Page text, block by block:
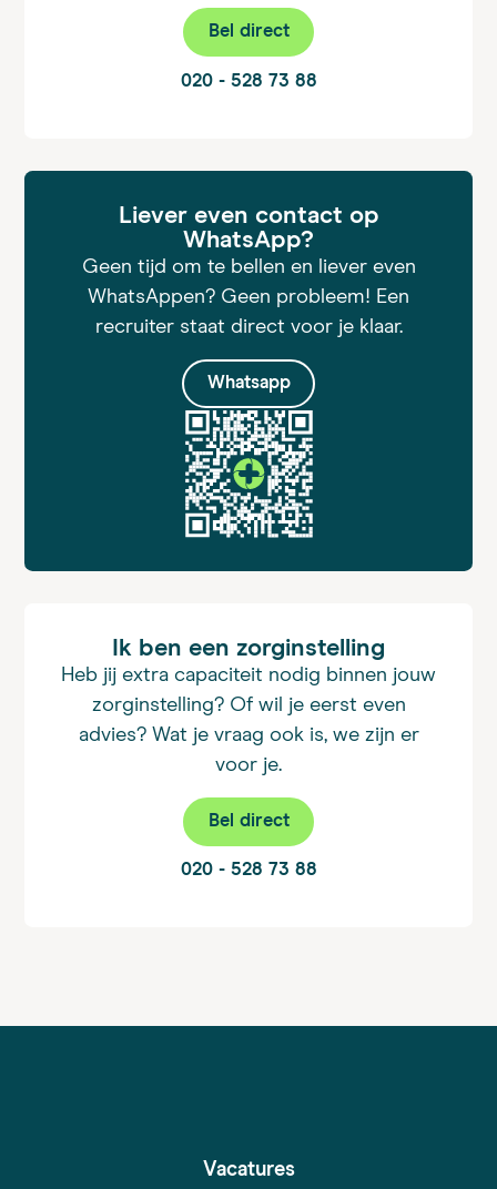
Bel direct
020 - 528 73 88
Liever even contact op
WhatsApp?
Geen tijd om te bellen en liever even
WhatsAppen? Geen probleem! Een
recruiter staat direct voor je klaar.
Whatsapp
Ik ben een zorginstelling
Heb jij extra capaciteit nodig binnen jouw
zorginstelling? Of wil je eerst even
advies? Wat je vraag ook is, we zijn er
voor je.
Bel direct
020 - 528 73 88
Vacatures